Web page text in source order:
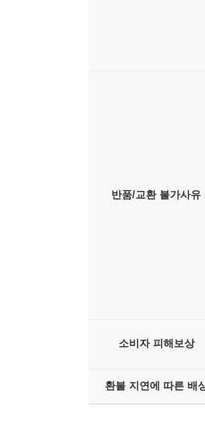
반품/교환 불가사유
소비자 피해보상
환불 지연에 따른 배